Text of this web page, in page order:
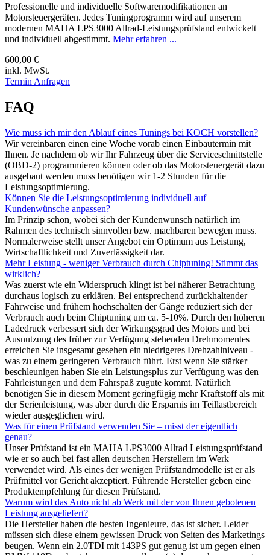
Professionelle und individuelle Softwaremodifikationen an
Motorsteuergeräten. Jedes Tuningprogramm wird auf unserem
modernen MAHA LPS3000 Allrad-Leistungsprüfstand entwickelt
und individuell abgestimmt. Mehr erfahren ...
600,00 €
inkl. MwSt.
Termin Anfragen
FAQ
Wie muss ich mir den Ablauf eines Tunings bei KOCH vorstellen?
Wir vereinbaren einen eine Woche vorab einen Einbautermin mit
Ihnen. Je nachdem ob wir Ihr Fahrzeug über die Serviceschnittstelle
(OBD-2) programmieren können oder ob das Motorsteuergerät dazu
ausgebaut werden muss benötigen wir 1-2 Stunden für die
Leistungsoptimierung.
Können Sie die Leistungsoptimierung individuell auf
Kundenwünsche anpassen?
Im Prinzip schon, wobei sich der Kundenwunsch natürlich im
Rahmen des technisch sinnvollen bzw. machbaren bewegen muss.
Normalerweise stellt unser Angebot ein Optimum aus Leistung,
Wirtschaftlichkeit und Zuverlässigkeit dar.
Mehr Leistung - weniger Verbrauch durch Chiptuning! Stimmt das
wirklich?
Was zuerst wie ein Widerspruch klingt ist bei näherer Betrachtung
durchaus logisch zu erklären. Bei entsprechend zurückhaltender
Fahrweise und frühem hochschalten der Gänge reduziert sich der
Verbrauch auch beim Chiptuning um ca. 5-10%. Durch den höheren
Ladedruck verbessert sich der Wirkungsgrad des Motors und bei
Ausnutzung des früher zur Verfügung stehenden Drehmomentes
erreichen Sie insgesamt gesehen ein niedrigeres Drehzahlniveau -
was zu einem geringeren Verbrauch führt. Erst wenn Sie stärker
beschleunigen haben Sie ein Leistungsplus zur Verfügung was den
Fahrleistungen und dem Fahrspaß zugute kommt. Natürlich
benötigen Sie in diesem Moment geringfügig mehr Kraftstoff als mit
der Serienleistung, was aber durch die Ersparnis im Teillastbereich
wieder ausgeglichen wird.
Was für einen Prüfstand verwenden Sie – misst der eigentlich
genau?
Unser Prüfstand ist ein MAHA LPS3000 Allrad Leistungsprüfstand
wie er so auch bei fast allen deutschen Herstellern im Werk
verwendet wird. Als eines der wenigen Prüfstandmodelle ist er als
Prüfmittel vor Gericht akzeptiert. Führende Hersteller geben eine
Produktempfehlung für diesen Prüfstand.
Warum wird das Auto nicht ab Werk mit der von Ihnen gebotenen
Leistung ausgeliefert?
Die Hersteller haben die besten Ingenieure, das ist sicher. Leider
müssen sich diese einem gewissen Druck von Seiten des Marketings
beugen. Wenn ein 2.0TDI mit 143PS gut genug ist um gegen einen